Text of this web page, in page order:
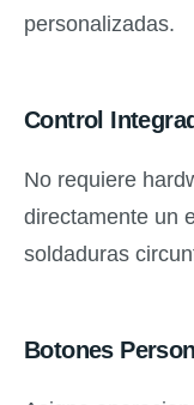
personalizadas.
Control
No requiere
directamente un
soldaduras
Botones